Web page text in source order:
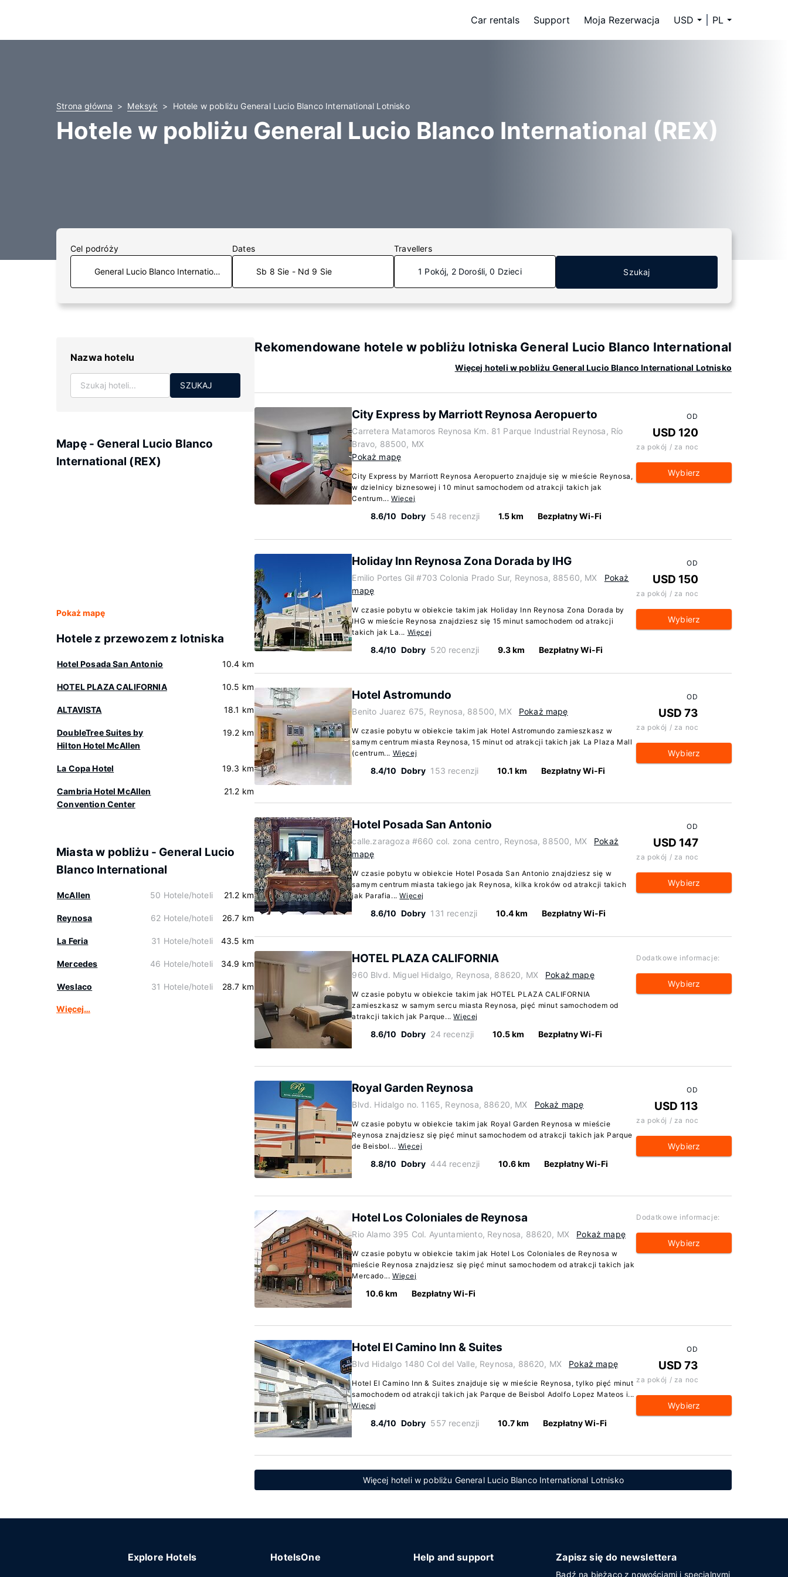
Car rentals Support Moja Rezerwacja USD PL
Strona główna Meksyk Hotele w pobliżu General Lucio Blanco International Lotnisko
Hotele w pobliżu General Lucio Blanco International (REX)
Cel podróży Dates
Sb 8 Sie - Nd 9 Sie
Travellers
1 Pokój, 2 Dorośli, 0 Dzieci Szukaj
Nazwa hotelu
SZUKAJ
Mapę - General Lucio Blanco
International (REX)
Pokaż mapę
Hotele z przewozem z lotniska
Hotel Posada San Antonio 10.4 km
HOTEL PLAZA CALIFORNIA 10.5 km
ALTAVISTA 18.1 km
DoubleTree Suites by
Hilton Hotel McAllen
19.2 km
La Copa Hotel 19.3 km
Cambria Hotel McAllen
Convention Center
21.2 km
Miasta w pobliżu - General Lucio
Blanco International
McAllen 50 Hotele/hoteli 21.2 km
Reynosa 62 Hotele/hoteli 26.7 km
La Feria 31 Hotele/hoteli 43.5 km
Mercedes 46 Hotele/hoteli 34.9 km
Weslaco 31 Hotele/hoteli 28.7 km
Więcej…
Rekomendowane hotele w pobliżu lotniska General Lucio Blanco International
Więcej hoteli w pobliżu General Lucio Blanco International Lotnisko
City Express by Marriott Reynosa Aeropuerto
Carretera Matamoros Reynosa Km. 81 Parque Industrial Reynosa, Río
Bravo, 88500, MX
Pokaż mapę
City Express by Marriott Reynosa Aeropuerto znajduje się w mieście Reynosa,
w dzielnicy biznesowej i 10 minut samochodem od atrakcji takich jak
Centrum...Więcej
8.6/10 Dobry 548 recenzji 1.5 km Bezpłatny Wi-Fi
OD
USD 120
za pokój / za noc
Wybierz
Holiday Inn Reynosa Zona Dorada by IHG
Emilio Portes Gil #703 Colonia Prado Sur, Reynosa, 88560, MX
Pokaż
mapę
W czasie pobytu w obiekcie takim jak Holiday Inn Reynosa Zona Dorada by
IHG w mieście Reynosa znajdziesz się 15 minut samochodem od atrakcji
takich jak La... Więcej
8.4/10 Dobry 520 recenzji 9.3 km Bezpłatny Wi-Fi
OD
USD 150
za pokój / za noc
Wybierz
Hotel Astromundo
Benito Juarez 675, Reynosa, 88500, MX Pokaż mapę
W czasie pobytu w obiekcie takim jak Hotel Astromundo zamieszkasz w
samym centrum miasta Reynosa, 15 minut od atrakcji takich jak La Plaza Mall
(centrum... Więcej
8.4/10 Dobry 153 recenzji 10.1 km Bezpłatny Wi-Fi
OD
USD 73
za pokój / za noc
Wybierz
Hotel Posada San Antonio
calle.zaragoza #660 col. zona centro, Reynosa, 88500, MX
Pokaż
mapę
W czasie pobytu w obiekcie Hotel Posada San Antonio znajdziesz się w
samym centrum miasta takiego jak Reynosa, kilka kroków od atrakcji takich
jak Parafia...Więcej
8.6/10 Dobry 131 recenzji 10.4 km Bezpłatny Wi-Fi
OD
USD 147
za pokój / za noc
Wybierz
HOTEL PLAZA CALIFORNIA
960 Blvd. Miguel Hidalgo, Reynosa, 88620, MX Pokaż mapę
W czasie pobytu w obiekcie takim jak HOTEL PLAZA CALIFORNIA
zamieszkasz w samym sercu miasta Reynosa, pięć minut samochodem od
atrakcji takich jak Parque...Więcej
8.6/10 Dobry 24 recenzji 10.5 km Bezpłatny Wi-Fi
Dodatkowe informacje:
Wybierz
Royal Garden Reynosa
Blvd. Hidalgo no. 1165, Reynosa, 88620, MX Pokaż mapę
W czasie pobytu w obiekcie takim jak Royal Garden Reynosa w mieście
Reynosa znajdziesz się pięć minut samochodem od atrakcji takich jak Parque
de Beisbol... Więcej
8.8/10 Dobry 444 recenzji 10.6 km Bezpłatny Wi-Fi
OD
USD 113
za pokój / za noc
Wybierz
Hotel Los Coloniales de Reynosa
Rio Alamo 395 Col. Ayuntamiento, Reynosa, 88620, MX Pokaż mapę
W czasie pobytu w obiekcie takim jak Hotel Los Coloniales de Reynosa w
mieście Reynosa znajdziesz się pięć minut samochodem od atrakcji takich jak
Mercado...Więcej
10.6 km Bezpłatny Wi-Fi
Dodatkowe informacje:
Wybierz
Hotel El Camino Inn & Suites
Blvd Hidalgo 1480 Col del Valle, Reynosa, 88620, MX Pokaż mapę
Hotel El Camino Inn & Suites znajduje się w mieście Reynosa, tylko pięć minut
samochodem od atrakcji takich jak Parque de Beisbol Adolfo Lopez Mateos i...
Więcej
8.4/10 Dobry 557 recenzji 10.7 km Bezpłatny Wi-Fi
OD
USD 73
za pokój / za noc
Wybierz
Więcej hoteli w pobliżu General Lucio Blanco International Lotnisko
Explore Hotels HotelsOne Help and support Zapisz się do newslettera
Bądź na bieżąco z nowościami i specjalnymi